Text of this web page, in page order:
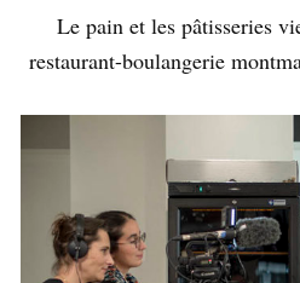
Le pain et les pâtisseries
restaurant-boulangerie